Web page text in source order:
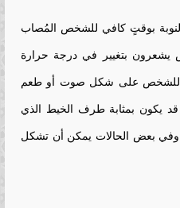
بوقتٍ كافي للشخص المُصاب
بتغيير في درجة حرارة
للشخص على شكل صوت أو طعم
يكون بمثابة طرف الخيط الذي
وفي بعض الحالات يمكن أن تشكل